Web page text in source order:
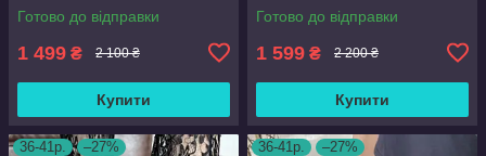
Готово до відправки
1 499 ₴ 2 100 ₴
Купити
Готово до відправки
1 599 ₴ 2 200 ₴
Купити
36-41р. –27% 36-41р. –27%